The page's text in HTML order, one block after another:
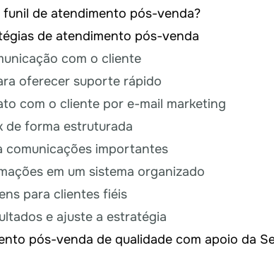
de atendimento pós-venda?
de atendimento pós-venda
com o cliente
oferecer suporte rápido
com o cliente por e-mail marketing
de forma estruturada
comunicações importantes
em um sistema organizado
para clientes fiéis
e ajuste a estratégia
pós-venda de qualidade com apoio da